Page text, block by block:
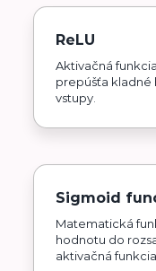
ReLU
Aktivačná
prepúšťa kladné
vstupy.
Sigmoid
Matematická
hodnotu do
aktivačná funkcia.